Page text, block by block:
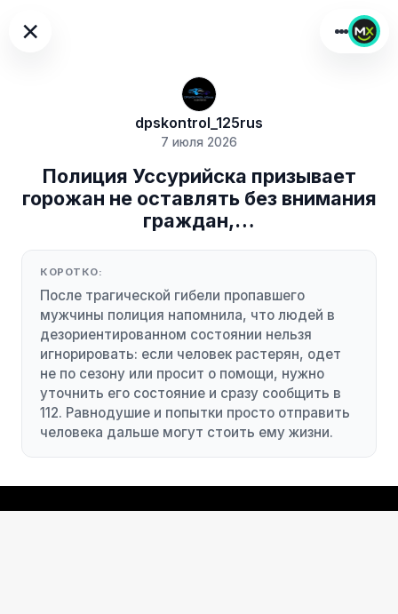
×
dpskontrol_125rus
7 июля 2026
Полиция Уссурийска призывает
горожан не оставлять без внимания
граждан,…
КОРОТКО:
После трагической гибели пропавшего
мужчины полиция напомнила, что людей в
дезориентированном состоянии нельзя
игнорировать: если человек растерян, одет
не по сезону или просит о помощи, нужно
уточнить его состояние и сразу сообщить в
112. Равнодушие и попытки просто отправить
человека дальше могут стоить ему жизни.